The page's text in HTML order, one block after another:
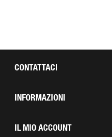
CONTATTACI
INFORMAZIONI
IL MIO ACCOUNT